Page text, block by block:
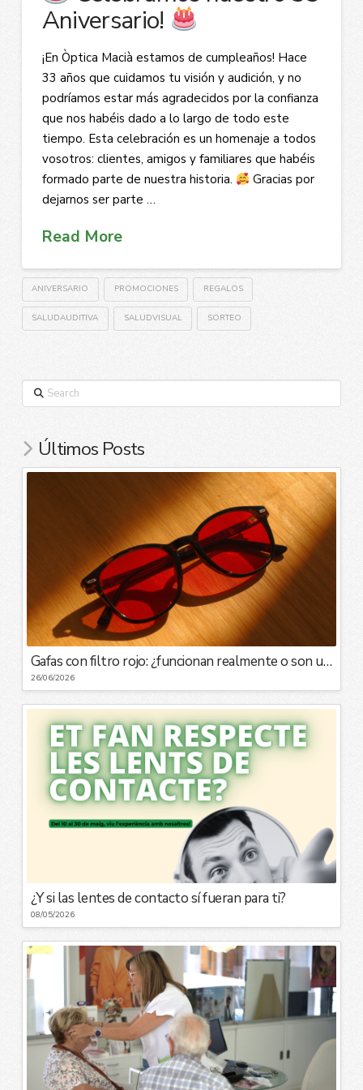
Aniversario!
¡En Òptica Macià estamos de cumpleaños! Hace
33 años que cuidamos tu visión y audición, y no
podríamos estar más agradecidos por la confianza
que nos habéis dado a lo largo de todo este
tiempo. Esta celebración es un homenaje a todos
vosotros: clientes, amigos y familiares que habéis
formado parte de nuestra historia.
Gracias por
dejarnos ser parte …
Read More
ANIVERSARIO PROMOCIONES REGALOS
SALUDAUDITIVA SALUDVISUAL SORTEO
Search
Últimos Posts
Gafas con filtro rojo: ¿funcionan realmente o son una moda?
26/06/2026
¿Y si las lentes de contacto sí fueran para ti?
08/05/2026